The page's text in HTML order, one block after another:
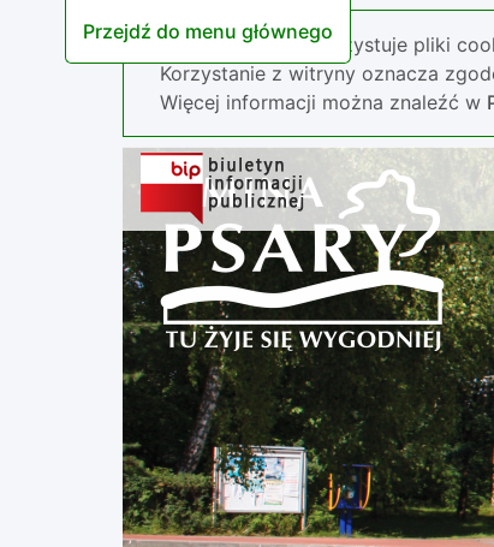
Przejdź do menu głównego
Nasza strona wykorzystuje pliki
Korzystanie z witryny oznacza
Więcej informacji można znaleźć w